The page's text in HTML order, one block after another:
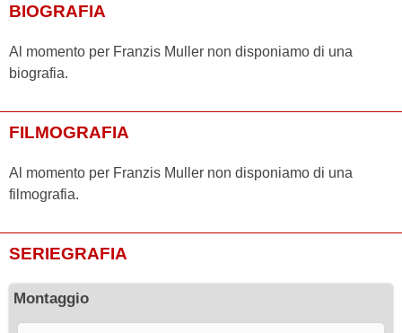
BIOGRAFIA
Al momento per Franzis Muller non disponiamo di una
biografia.
FILMOGRAFIA
Al momento per Franzis Muller non disponiamo di una
filmografia.
SERIEGRAFIA
Montaggio